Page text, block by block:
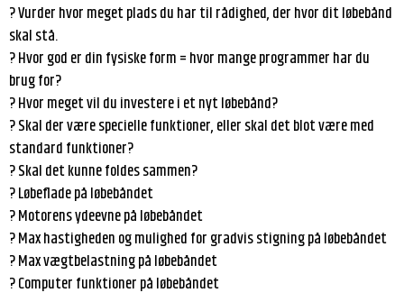
? Vurder hvor meget plads du har til rådighed, der hvor dit løbebånd
skal stå.
? Hvor god er din fysiske form = hvor mange programmer har du
brug for?
? Hvor meget vil du investere i et nyt løbebånd?
? Skal der være specielle funktioner, eller skal det blot være med
standard funktioner?
? Skal det kunne foldes sammen?
? Løbeflade på løbebåndet
? Motorens ydeevne på løbebåndet
? Max hastigheden og mulighed for gradvis stigning på løbebåndet
? Max vægtbelastning på løbebåndet
? Computer funktioner på løbebåndet